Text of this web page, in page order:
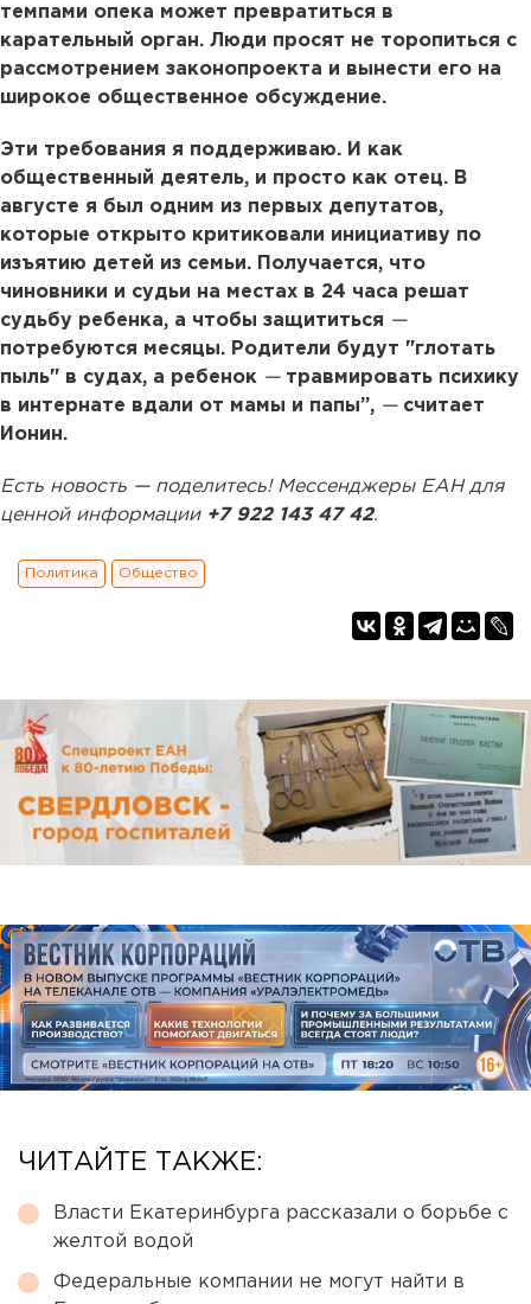
темпами опека может превратиться в
карательный орган. Люди просят не торопиться с
рассмотрением законопроекта и вынести его на
широкое общественное обсуждение.
Эти требования я поддерживаю. И как
общественный деятель, и просто как отец. В
августе я был одним из первых депутатов,
которые открыто критиковали инициативу по
изъятию детей из семьи. Получается, что
чиновники и судьи на местах в 24 часа решат
судьбу ребенка, а чтобы защититься —
потребуются месяцы. Родители будут "глотать
пыль" в судах, а ребенок —травмировать психику
в интернате вдали от мамы и папы”, —считает
Ионин.
Есть новость — поделитесь! Мессенджеры ЕАН для
ценной информации +7 922 143 47 42.
Политика Общество
ЧИТАЙТЕ ТАКЖЕ:
Власти Екатеринбурга рассказали о борьбе с
желтой водой
Федеральные компании не могут найти в